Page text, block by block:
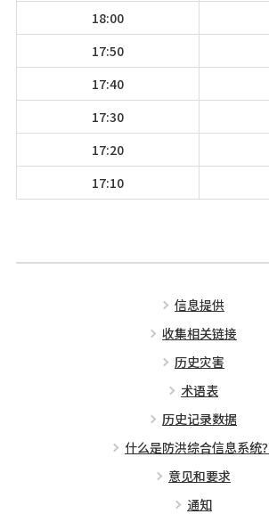
18:00
17:50
17:40
17:30
17:20
17:10
信息提供
收集相关链接
历史灾害
术语表
历史记录数据
什么是防洪综合信息系统？
意见和要求
通知